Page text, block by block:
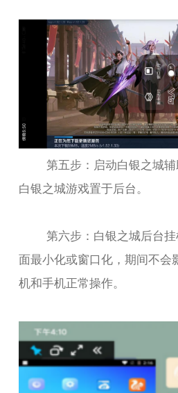
第五步：启动白银之城
白银之城游戏置于后台。
第六步：白银之城后台
面最小化或窗口化，期间不会
机和手机正常操作。